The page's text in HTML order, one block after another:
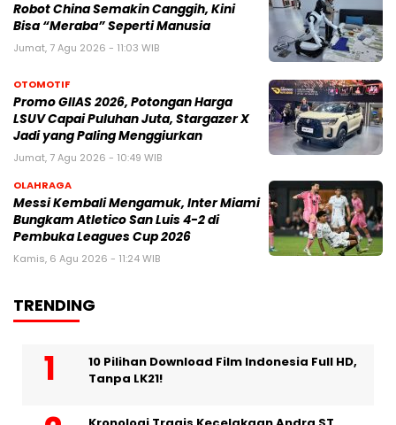
Robot China Semakin Canggih, Kini
Bisa “Meraba” Seperti Manusia
Jumat, 7 Agu 2026 - 11:03 WIB
OTOMOTIF
Promo GIIAS 2026, Potongan Harga
LSUV Capai Puluhan Juta, Stargazer X
Jadi yang Paling Menggiurkan
Jumat, 7 Agu 2026 - 10:49 WIB
OLAHRAGA
Messi Kembali Mengamuk, Inter Miami
Bungkam Atletico San Luis 4-2 di
Pembuka Leagues Cup 2026
Kamis, 6 Agu 2026 - 11:24 WIB
TRENDING
10 Pilihan Download Film Indonesia Full HD,
Tanpa LK21!